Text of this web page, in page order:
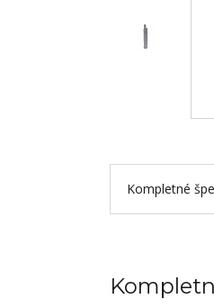
Kompletné